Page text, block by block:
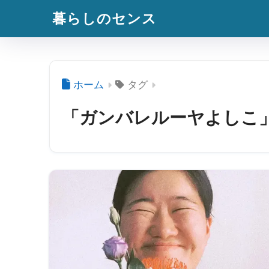
暮らしのセンス
ホーム タグ
「ガンバレルーヤよしこ